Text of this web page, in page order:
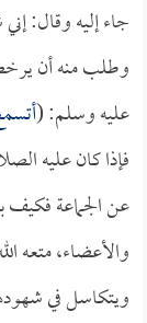
جاء إليه وقال:
وطلب منه أن
عليه وسلم: (
فإذا كان عليه
عن الجماعة
والأعضاء، متعه
ويتكاسل في